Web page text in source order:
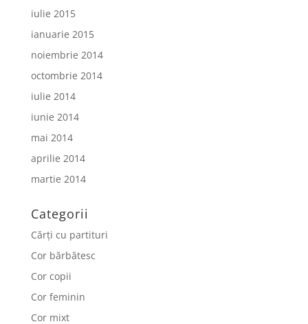
iulie 2015
ianuarie 2015
noiembrie 2014
octombrie 2014
iulie 2014
iunie 2014
mai 2014
aprilie 2014
martie 2014
Categorii
Cărți cu partituri
Cor bărbătesc
Cor copii
Cor feminin
Cor mixt